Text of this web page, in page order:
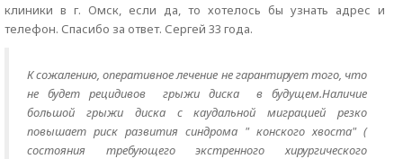
клиники в г. Омск, если да, то хотелось бы узнать адрес и
телефон. Спасибо за ответ. Сергей 33 года.
К сожалению, оперативное лечение не гарантирует того, что
не будет рецидивов грыжи диска в будущем.Наличие
большой грыжи диска с каудальной миграцией резко
повышает риск развития синдрома " конского хвоста" (
состояния требующего экстренного хирургического